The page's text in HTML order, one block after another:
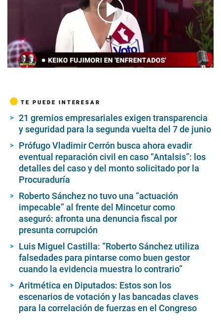
00:00/06:00
TE PUEDE INTERESAR
21 gremios empresariales exigen transparencia
y seguridad para la segunda vuelta del 7 de junio
Prófugo Vladimir Cerrón busca ahora evadir
eventual reparación civil en caso “Antalsis”: los
detalles del caso y del monto solicitado por la
Procuraduría
Roberto Sánchez no tuvo una “actuación
impecable” al frente del Mincetur como
aseguró: afronta una denuncia fiscal por
presunta corrupción
Luis Miguel Castilla: “Roberto Sánchez utiliza
falsedades para pintarse como buen gestor
cuando la evidencia muestra lo contrario”
Aritmética en Diputados: Estos son los
escenarios de votación y las bancadas claves
para la correlación de fuerzas en el Congreso